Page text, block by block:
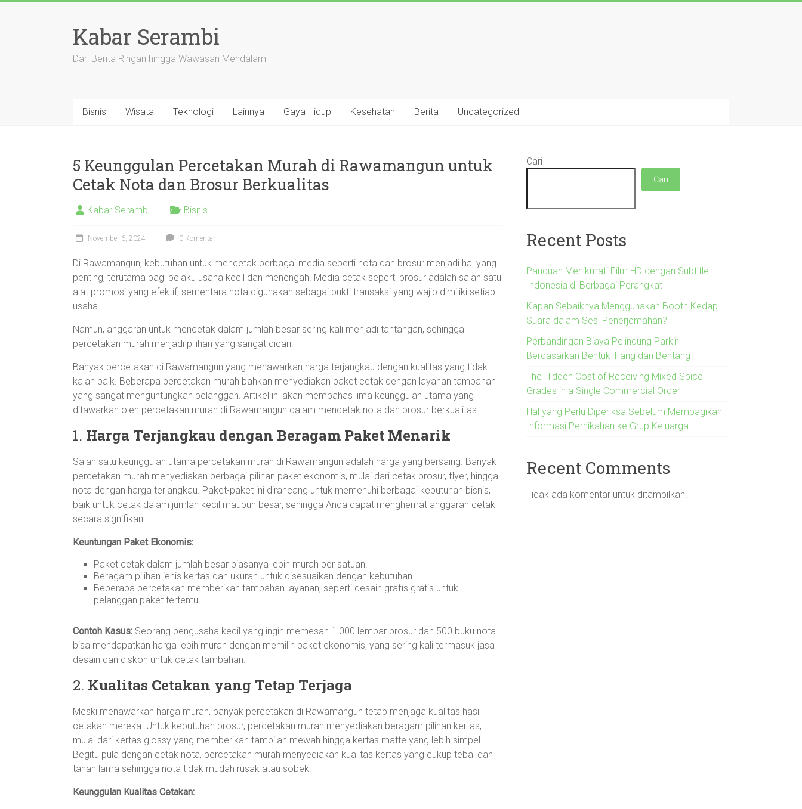
Kabar Serambi
Dari Berita Ringan hingga Wawasan Mendalam
Bisnis Wisata Teknologi Lainnya Gaya Hidup Kesehatan Berita Uncategorized
5 Keunggulan Percetakan Murah di Rawamangun untuk
Cetak Nota dan Brosur Berkualitas
Kabar Serambi Bisnis
November 6, 2024 0 Komentar
Di Rawamangun, kebutuhan untuk mencetak berbagai media seperti nota dan brosur menjadi hal yang
penting, terutama bagi pelaku usaha kecil dan menengah. Media cetak seperti brosur adalah salah satu
alat promosi yang efektif, sementara nota digunakan sebagai bukti transaksi yang wajib dimiliki setiap
usaha.
Namun, anggaran untuk mencetak dalam jumlah besar sering kali menjadi tantangan, sehingga
percetakan murah menjadi pilihan yang sangat dicari.
Banyak percetakan di Rawamangun yang menawarkan harga terjangkau dengan kualitas yang tidak
kalah baik. Beberapa percetakan murah bahkan menyediakan paket cetak dengan layanan tambahan
yang sangat menguntungkan pelanggan. Artikel ini akan membahas lima keunggulan utama yang
ditawarkan oleh percetakan murah di Rawamangun dalam mencetak nota dan brosur berkualitas.
1. Harga Terjangkau dengan Beragam Paket Menarik
Salah satu keunggulan utama percetakan murah di Rawamangun adalah harga yang bersaing. Banyak
percetakan murah menyediakan berbagai pilihan paket ekonomis, mulai dari cetak brosur, flyer, hingga
nota dengan harga terjangkau. Paket-paket ini dirancang untuk memenuhi berbagai kebutuhan bisnis,
baik untuk cetak dalam jumlah kecil maupun besar, sehingga Anda dapat menghemat anggaran cetak
secara signifikan.
Keuntungan Paket Ekonomis:
Paket cetak dalam jumlah besar biasanya lebih murah per satuan.
Beragam pilihan jenis kertas dan ukuran untuk disesuaikan dengan kebutuhan.
Beberapa percetakan memberikan tambahan layanan, seperti desain grafis gratis untuk
pelanggan paket tertentu.
Contoh Kasus: Seorang pengusaha kecil yang ingin memesan 1.000 lembar brosur dan 500 buku nota
bisa mendapatkan harga lebih murah dengan memilih paket ekonomis, yang sering kali termasuk jasa
desain dan diskon untuk cetak tambahan.
2. Kualitas Cetakan yang Tetap Terjaga
Meski menawarkan harga murah, banyak percetakan di Rawamangun tetap menjaga kualitas hasil
cetakan mereka. Untuk kebutuhan brosur, percetakan murah menyediakan beragam pilihan kertas,
mulai dari kertas glossy yang memberikan tampilan mewah hingga kertas matte yang lebih simpel.
Begitu pula dengan cetak nota, percetakan murah menyediakan kualitas kertas yang cukup tebal dan
tahan lama sehingga nota tidak mudah rusak atau sobek.
Keunggulan Kualitas Cetakan:
Cari
Cari
Recent Posts
Panduan Menikmati Film HD dengan Subtitle
Indonesia di Berbagai Perangkat
Kapan Sebaiknya Menggunakan Booth Kedap
Suara dalam Sesi Penerjemahan?
Perbandingan Biaya Pelindung Parkir
Berdasarkan Bentuk Tiang dan Bentang
The Hidden Cost of Receiving Mixed Spice
Grades in a Single Commercial Order
Hal yang Perlu Diperiksa Sebelum Membagikan
Informasi Pernikahan ke Grup Keluarga
Recent Comments
Tidak ada komentar untuk ditampilkan.